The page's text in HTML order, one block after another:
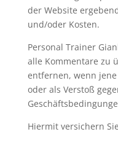
der Website
und/oder Kosten.
Personal Trainer
alle Kommentare zu
entfernen, wenn
oder als Verstoß
Hiermit versichern